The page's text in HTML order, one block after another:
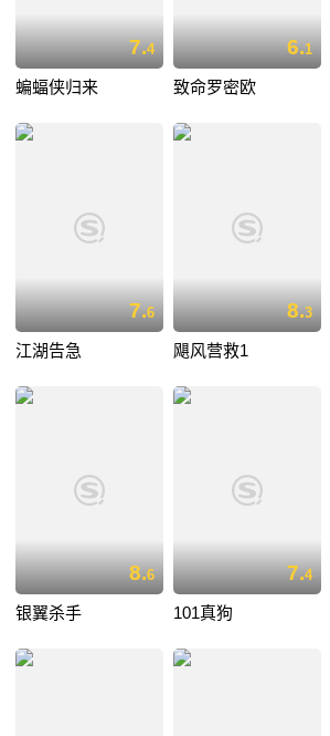
7.4
蝙蝠侠归来
6.1
致命罗密欧
7.6
江湖告急
8.3
飓风营救1
8.6
银翼杀手
7.4
101真狗